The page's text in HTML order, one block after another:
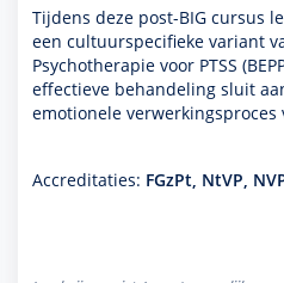
Tijdens deze post-BIG cursus
een cultuurspeci­fieke variant
Psychothera­pie voor PTSS
effectieve behan­del­ing sluit
emotionele verwerkingsproces
Accreditaties: FGzPt, NtVP,